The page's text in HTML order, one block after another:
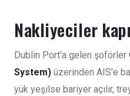
Nakliyeciler
Dublin Port'a gelen şoförler
System) üzerinden AIS'e
yük yeşilse bariyer açılır,